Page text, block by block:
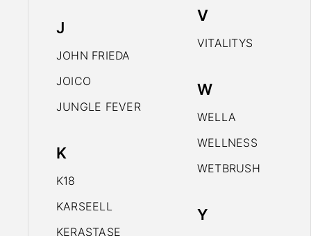
J
JOHN FRIEDA
JOICO
JUNGLE FEVER
K
K18
KARSEELL
KERASTASE
V
VITALITYS
W
WELLA
WELLNESS
WETBRUSH
Y